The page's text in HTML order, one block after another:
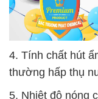
4. Tính chất hút
thường hấp thụ
5. Nhiệt độ nóng